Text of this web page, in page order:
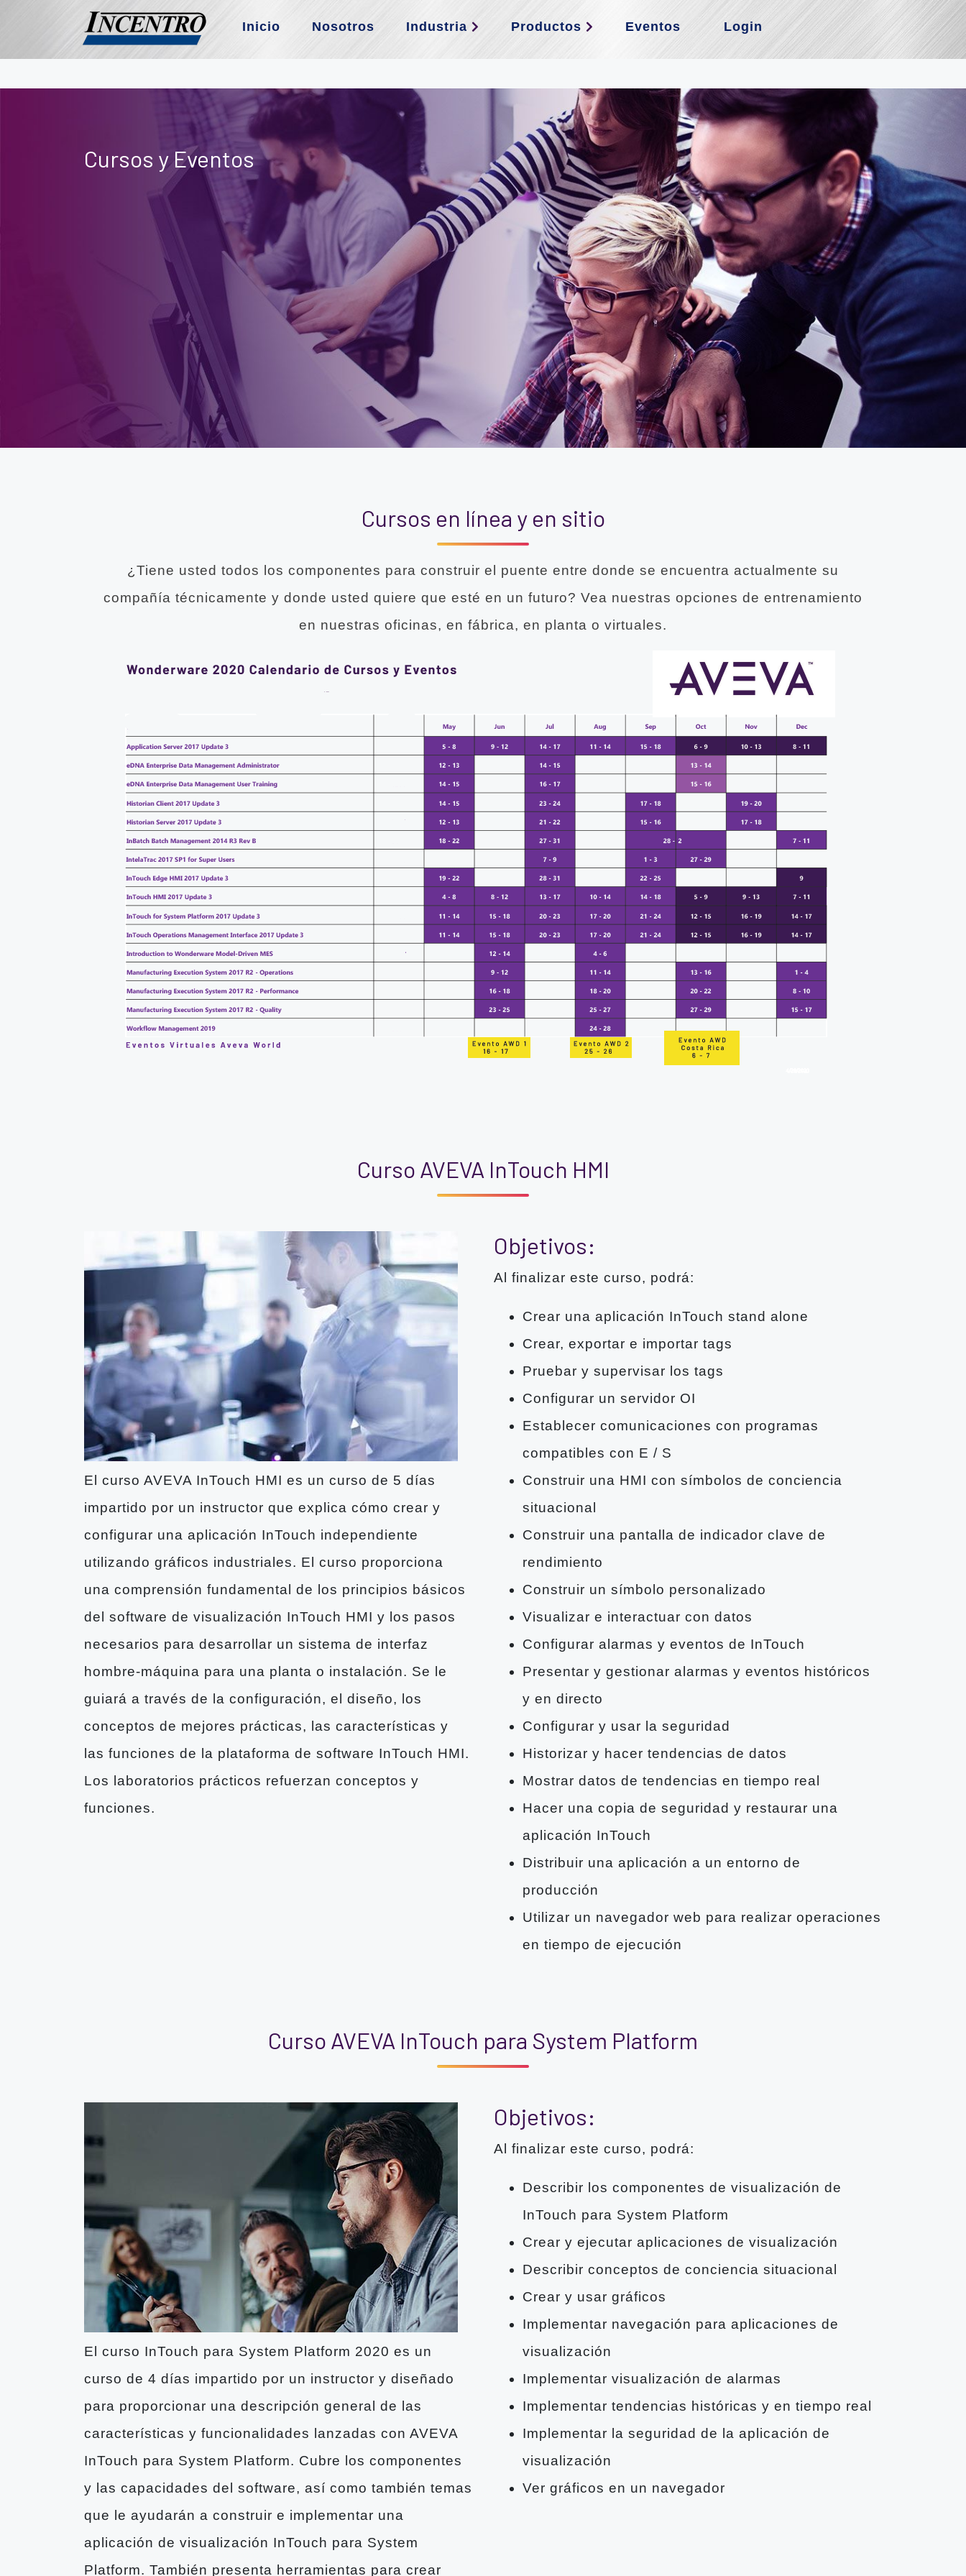
Inicio Nosotros Industria Productos Eventos Login
Cursos y Eventos
Cursos en línea y en sitio
¿Tiene usted todos los componentes para construir el puente entre donde se encuentra actualmente su
compañía técnicamente y donde usted quiere que esté en un futuro? Vea nuestras opciones de entrenamiento
en nuestras oficinas, en fábrica, en planta o virtuales.
Curso AVEVA InTouch HMI
El curso AVEVA InTouch HMI es un curso de 5 días
impartido por un instructor que explica cómo crear y
configurar una aplicación InTouch independiente
utilizando gráficos industriales. El curso proporciona
una comprensión fundamental de los principios básicos
del software de visualización InTouch HMI y los pasos
necesarios para desarrollar un sistema de interfaz
hombre-máquina para una planta o instalación. Se le
guiará a través de la configuración, el diseño, los
conceptos de mejores prácticas, las características y
las funciones de la plataforma de software InTouch HMI.
Los laboratorios prácticos refuerzan conceptos y
funciones.
Objetivos:
Al finalizar este curso, podrá:
Crear una aplicación InTouch stand alone
Crear, exportar e importar tags
Pruebar y supervisar los tags
Configurar un servidor OI
Establecer comunicaciones con programas
compatibles con E / S
Construir una HMI con símbolos de conciencia
situacional
Construir una pantalla de indicador clave de
rendimiento
Construir un símbolo personalizado
Visualizar e interactuar con datos
Configurar alarmas y eventos de InTouch
Presentar y gestionar alarmas y eventos históricos
y en directo
Configurar y usar la seguridad
Historizar y hacer tendencias de datos
Mostrar datos de tendencias en tiempo real
Hacer una copia de seguridad y restaurar una
aplicación InTouch
Distribuir una aplicación a un entorno de
producción
Utilizar un navegador web para realizar operaciones
en tiempo de ejecución
Curso AVEVA InTouch para System Platform
El curso InTouch para System Platform 2020 es un
curso de 4 días impartido por un instructor y diseñado
para proporcionar una descripción general de las
características y funcionalidades lanzadas con AVEVA
InTouch para System Platform. Cubre los componentes
y las capacidades del software, así como también temas
que le ayudarán a construir e implementar una
aplicación de visualización InTouch para System
Platform. También presenta herramientas para crear
Objetivos:
Al finalizar este curso, podrá:
Describir los componentes de visualización de
InTouch para System Platform
Crear y ejecutar aplicaciones de visualización
Describir conceptos de conciencia situacional
Crear y usar gráficos
Implementar navegación para aplicaciones de
visualización
Implementar visualización de alarmas
Implementar tendencias históricas y en tiempo real
Implementar la seguridad de la aplicación de
visualización
Ver gráficos en un navegador